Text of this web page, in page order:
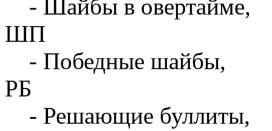
- Шайбы в овертайме,
ШП
- Победные шайбы,
РБ
- Решающие буллиты,